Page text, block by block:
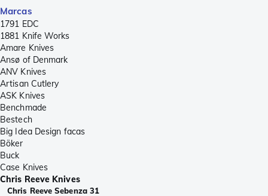
Marcas
1791 EDC
1881 Knife Works
Amare Knives
Ansø of Denmark
ANV Knives
Artisan Cutlery
ASK Knives
Benchmade
Bestech
Big Idea Design facas
Böker
Buck
Case Knives
Chris Reeve Knives
Chris Reeve Sebenza 31